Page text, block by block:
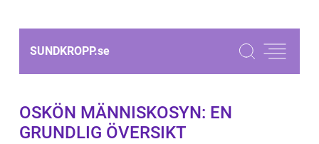
SUNDKROPP.se
OSKÖN MÄNNISKOSYN: EN
GRUNDLIG ÖVERSIKT